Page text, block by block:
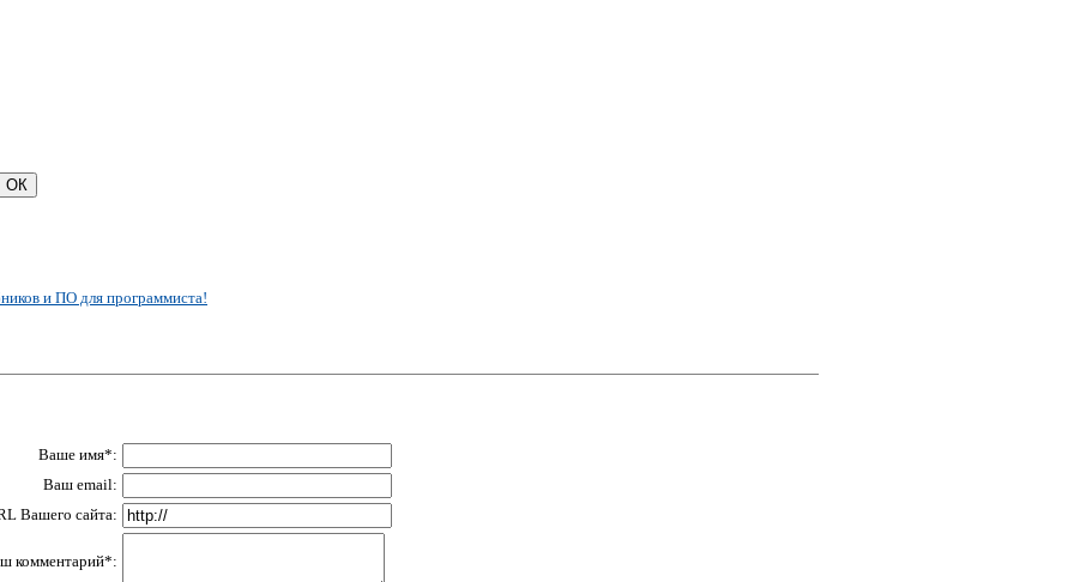
и ПО для программиста!
Ваше имя*:
Ваш email:
Вашего сайта:
комментарий*: